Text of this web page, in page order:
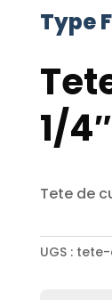
Type
1/
Tete de
UGS : tete-